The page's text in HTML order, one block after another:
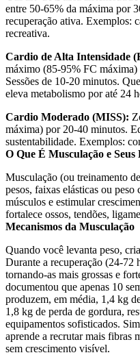
entre 50-65% da máxima por
recuperação ativa. Exemplos:
recreativa.
Cardio de Alta Intensidade
máximo (85-95% FC máxima)
Sessões de 10-20 minutos.
eleva metabolismo por até 24
Cardio Moderado (MISS):
máxima) por 20-40 minutos.
sustentabilidade. Exemplos:
O Que É Musculação e Seus
Musculação (ou treinamento
pesos, faixas elásticas ou
músculos e estimular
fortalece ossos, tendões,
Mecanismos da Musculação
Quando você levanta peso,
Durante a recuperação (24-72
tornando-as mais grossas e
documentou que apenas 10
produzem, em média, 1,4 kg
1,8 kg de perda de gordura,
equipamentos sofisticados.
aprende a recrutar mais fibras
sem crescimento visível.